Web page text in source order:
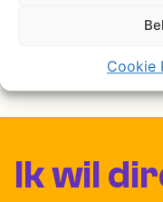
Cookie
Ik wil